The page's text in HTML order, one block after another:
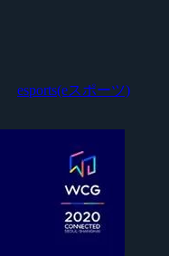
esports(eスポーツ)